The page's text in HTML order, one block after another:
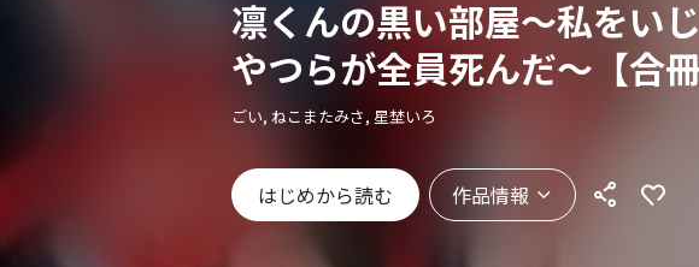
凛くんの黒い部屋～私をい
やつらが全員死んだ～【合冊
ごい, ねこまたみさ, 星埜いろ
はじめから読む 作品情報